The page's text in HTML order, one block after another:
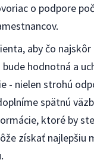
o podpore
aby čo
hodnotná a
- nielen strohú
spätnú
ktoré by
získať najlepšiu